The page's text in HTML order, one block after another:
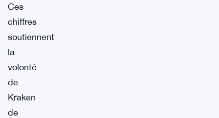
Ces
chiffres
soutiennent
la
volonté
de
Kraken
de